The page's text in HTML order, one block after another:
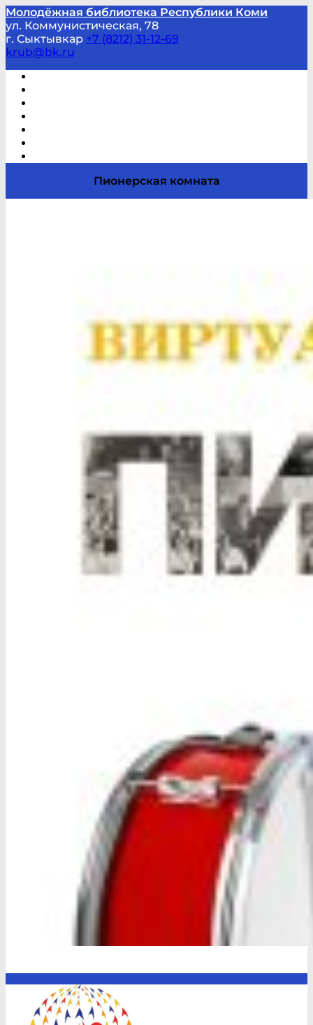
Молодёжная библиотека Республики Коми
ул. Коммунистическая, 78
г. Сыктывкар +7 (8212) 31-12-69
krub@bk.ru
Пионерская комната